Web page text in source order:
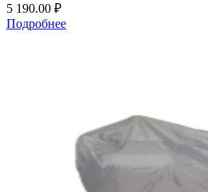
5 190.00 ₽
Подробнее